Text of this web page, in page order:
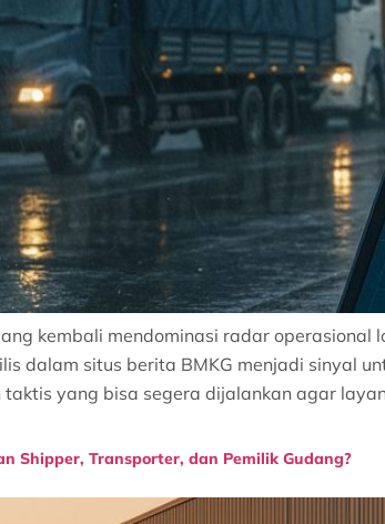
kembali mendominasi radar operasional
dalam situs berita BMKG menjadi sinyal
yang bisa segera dijalankan agar
Shipper, Transporter, dan Pemilik Gudang?